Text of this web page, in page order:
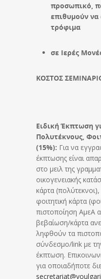
προσωπικό,
επιθυμούν
τρόφιμα
σε Ιερές
ΚΟΣΤΟΣ
Ειδική Έκπτωση
Πολυτέκνους,
(15%): Για να
έκπτωσης είναι
στο μειλ της
οικογενειακής
κάρτα
φοιτητική κάρτα
πιστοποίηση ΑμεΑ
βεβαίωση/κάρτα
ληφθούν τα
σύνδεσμο/link με
έκπτωση.
για οποιαδήποτε